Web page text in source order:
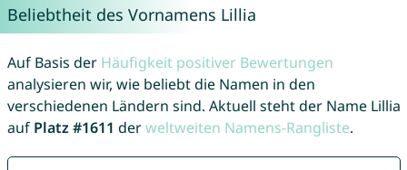
Beliebtheit des Vornamens Lillia
Auf Basis der Häufigkeit positiver Bewertungen
analysieren wir, wie beliebt die Namen in den
verschiedenen Ländern sind. Aktuell steht der Name Lillia
auf Platz #1611 derweltweiten Namens-Rangliste.